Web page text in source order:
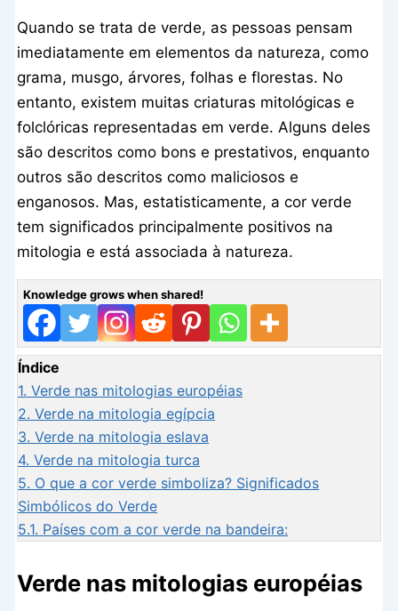
Quando se trata de verde, as pessoas pensam
imediatamente em elementos da natureza, como
grama, musgo, árvores, folhas e florestas. No
entanto, existem muitas criaturas mitológicas e
folclóricas representadas em verde. Alguns deles
são descritos como bons e prestativos, enquanto
outros são descritos como maliciosos e
enganosos. Mas, estatisticamente, a cor verde
tem significados principalmente positivos na
mitologia e está associada à natureza.
Knowledge grows when shared!
Índice
1. Verde nas mitologias européias
2. Verde na mitologia egípcia
3. Verde na mitologia eslava
4. Verde na mitologia turca
5. O que a cor verde simboliza? Significados
Simbólicos do Verde
5.1. Países com a cor verde na bandeira:
Verde nas mitologias européias